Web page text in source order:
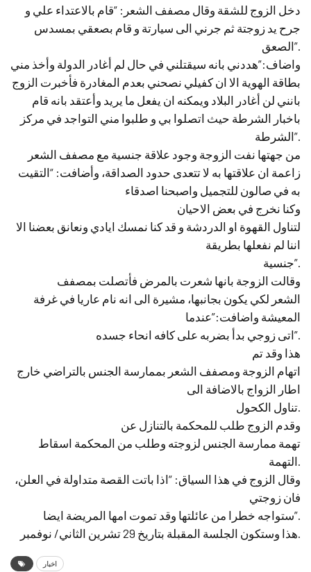
دخل الزوج للشقة وقال مصفف الشعر: “قام بالاعتداء علي و
جرح يد زوجتة ثم جرني الى سيارتة و قام بصعقي بمسدس
الصعق”.
واضاف:”هددني بانه سيقتلني في حال لم أغادر الدولة وأخذ مني
بطاقة الهوية الا ان كفيلي نصحني بعدم المغادرة فأخبرت الزوج
بانني لن أغادر البلاد ويمكنه ان يفعل ما يريد وأعتقد بانه قام
باخبار الشرطة حيث اتصلوا بي و طلبوا مني التواجد في مركز
الشرطة”.
من جهتها نفت الزوجة وجود علاقة جنسية مع مصفف الشعر
زاعمة ان علاقتها به لا تتعدى حدود الصداقة، وأضافت: “التقيت
به في صالون للتجميل واصبحنا اصدقاء
وكنا نخرج في بعض الاحيان
لتناول القهوة او الدردشة و قد كنا نمسك ايادي ونعانق بعضنا الا
اننا لم نفعلها بطريقة
جنسية”.
وقالت الزوجة بانها شعرت بالمرض فأتصلت بمصفف
الشعر لكي يكون بجانبها، مشيرة الى انه نام عاريا في غرفة
المعيشة واضافت:”عندما
اتى زوجي بدأ بضربه على كافه انحاء جسده”.
هذا وقد تم
اتهام الزوجة ومصفف الشعر بممارسة الجنس بالتراضي خارج
اطار الزواج بالاضافة الى
تناول الكحول.
وقدم الزوج طلب للمحكمة بالتنازل عن
تهمة ممارسة الجنس لزوجته وطلب من المحكمة اسقاط
التهمة.
وقال الزوج في هذا السياق: “اذا باتت القصة متداولة في العلن،
فان زوجتي
ستواجه خطرا من عائلتها وقد تموت امها المريضة ايضا”.
هذا وستكون الجلسة المقبلة بتاريخ 29 تشرين الثاني/ نوفمبر.
اخبار